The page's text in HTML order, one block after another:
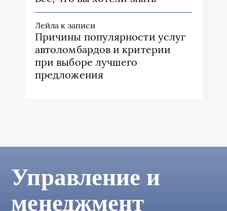
Лейла к записи
Причины популярности услуг
автоломбардов и критерии
при выборе лучшего
предложения
Управление и
менеджмент